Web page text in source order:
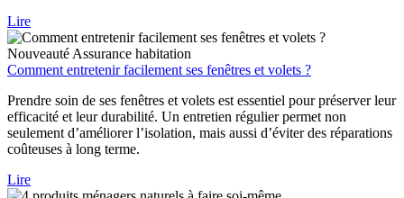
Lire
Nouveauté Assurance habitation
Comment entretenir facilement ses fenêtres et volets ?
Prendre soin de ses fenêtres et volets est essentiel pour préserver leur
efficacité et leur durabilité. Un entretien régulier permet non
seulement d’améliorer l’isolation, mais aussi d’éviter des réparations
coûteuses à long terme.
Lire